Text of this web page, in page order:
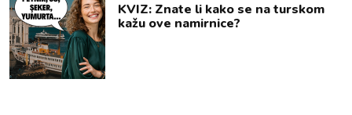
KVIZ: Znate li kako se na turskom
kažu ove namirnice?